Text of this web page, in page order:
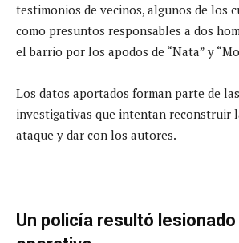
testimonios de vecinos, algunos de los
como presuntos responsables a dos
el barrio por los apodos de “Nata” y
Los datos aportados forman parte de
investigativas que intentan reconstruir
ataque y dar con los autores.
Un policía resultó lesionado